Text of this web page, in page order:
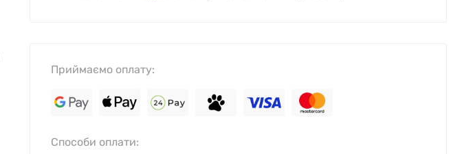
Приймаємо оплату:
Способи оплати: